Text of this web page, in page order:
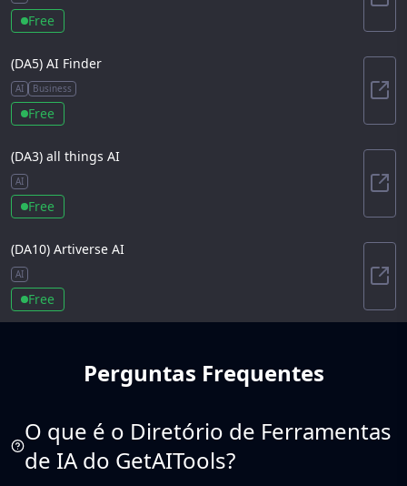
Free
(DA5) AI Finder
AI Business
Free
AI
(DA3) all things AI
AI
Free
all
(DA10) Artiverse AI
AI
Free
Perguntas Frequentes
O que é o Diretório de Ferramentas
de IA do GetAITools?